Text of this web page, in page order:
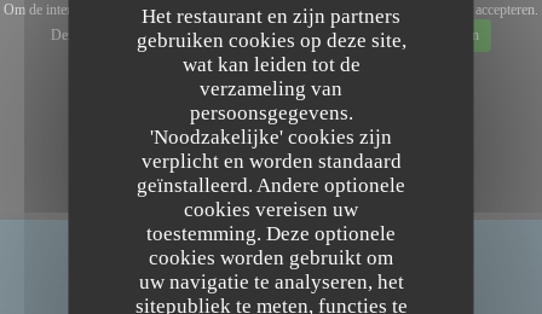
Het restaurant en zijn partners
gebruiken cookies op deze site,
wat kan leiden tot de
verzameling van
persoonsgegevens.
'Noodzakelijke' cookies zijn
verplicht en worden standaard
geïnstalleerd. Andere optionele
cookies vereisen uw
toestemming. Deze optionele
cookies worden gebruikt om
uw navigatie te analyseren, het
sitepubliek te meten, functies te
Om de interactieve Waze-kaart weer te geven, moet u Waze Map (Google) cookies accepteren.
Deze cookies kunnen navigatie- en locatiegegevens verzamelen.
Toestaan
ALGEMENE INFORMATIE